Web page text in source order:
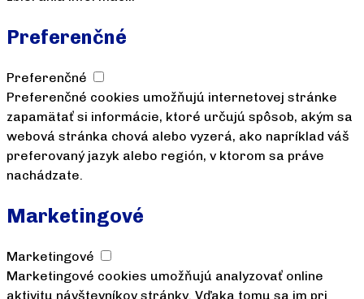
Preferenčné
Preferenčné
Preferenčné cookies umožňujú internetovej stránke
zapamätať si informácie, ktoré určujú spôsob, akým sa
webová stránka chová alebo vyzerá, ako napríklad váš
preferovaný jazyk alebo región, v ktorom sa práve
nachádzate.
Marketingové
Marketingové
Marketingové cookies umožňujú analyzovať online
aktivitu návštevníkov stránky. Vďaka tomu sa im pri